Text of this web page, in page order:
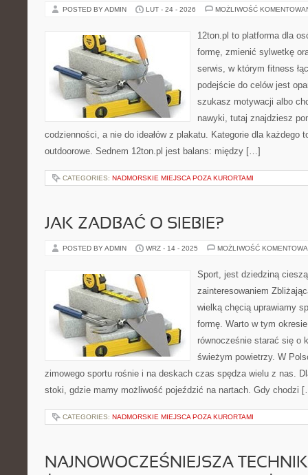
POSTED BY ADMIN LUT - 24 - 2026 MOŻLIWOŚĆ
12ton.pl to platforma dla
formę, zmienić sylwetkę
serwis, w którym fitness
podejście do celów jest
szukasz motywacji albo
nawyki, tutaj znajdziesz
codzienności, a nie do ideałów z plakatu. Kategorie dla każdego
outdoorowe. Sednem 12ton.pl jest balans: między […]
CATEGORIES: NADMORSKIE MIEJSCA POZA KURORTAMI
JAK ZADBAĆ O SIEBIE?
POSTED BY ADMIN WRZ - 14 - 2025 MOŻLIWOŚĆ
Sport, jest dziedziną
zainteresowaniem
wielką chęcią uprawiamy
formę. Warto w tym
równocześnie starać się o
świeżym powietrzy. W
zimowego sportu rośnie i na deskach czas spędza wielu z nas.
stoki, gdzie mamy możliwość pojeździć na nartach. Gdy chodzi
CATEGORIES: NADMORSKIE MIEJSCA POZA KURORTAMI
NAJNOWOCZEŚNIEJSZA